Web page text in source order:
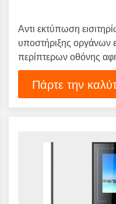
Αντι εκτύπωση
υποστήριξης οργάνων
περίπτερων οθόνης
το θέατρο/τον
Πάρτε την